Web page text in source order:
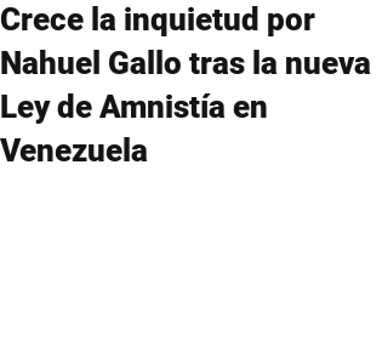
Crece la inquietud por
Nahuel Gallo tras la nueva
Ley de Amnistía en
Venezuela